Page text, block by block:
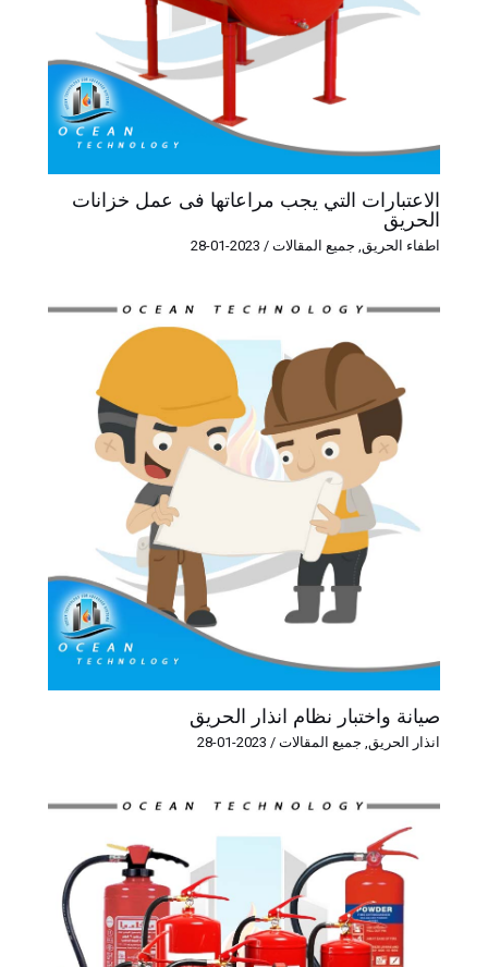
الاعتبارات التي يجب مراعاتها فى عمل خزانات
الحريق
اطفاء الحريق, جميع المقالات /
2023-01-28
صيانة واختبار نظام انذار الحريق
انذار الحريق, جميع المقالات /
2023-01-28